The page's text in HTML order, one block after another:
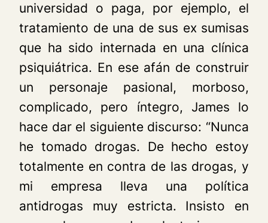
universidad o paga, por ejemplo, el
tratamiento de una de sus ex sumisas
que ha sido internada en una clínica
psiquiátrica. En ese afán de construir
un personaje pasional, morboso,
complicado, pero íntegro, James lo
hace dar el siguiente discurso: “Nunca
he tomado drogas. De hecho estoy
totalmente en contra de las drogas, y
mi empresa lleva una política
antidrogas muy estricta. Insisto en